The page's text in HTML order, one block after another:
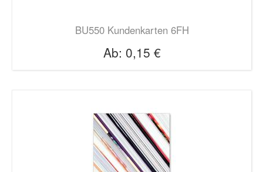
BU550 Kundenkarten 6FH
Ab: 0,15 €